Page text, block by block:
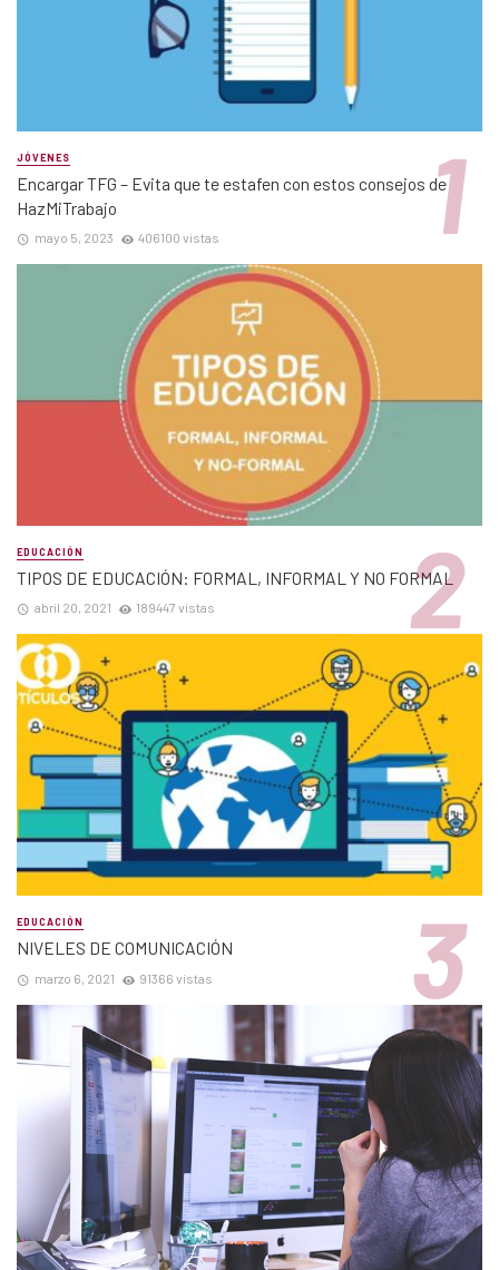
JÓVENES
Encargar TFG – Evita que te estafen con estos consejos de
HazMiTrabajo
mayo 5, 2023 406100 vistas
EDUCACIÓN
TIPOS DE EDUCACIÓN: FORMAL, INFORMAL Y NO FORMAL
abril 20, 2021 189447 vistas
EDUCACIÓN
NIVELES DE COMUNICACIÓN
marzo 6, 2021 91366 vistas